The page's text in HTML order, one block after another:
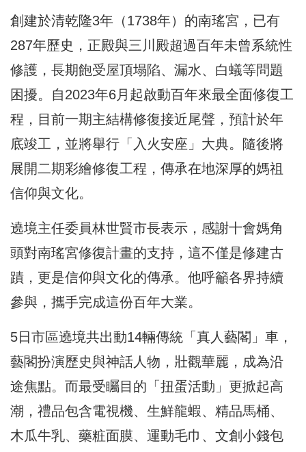
創建於清乾隆3年（1738年）的南瑤宮，已有
287年歷史，正殿與三川殿超過百年未曾系統性
修護，長期飽受屋頂塌陷、漏水、白蟻等問題
困擾。自2023年6月起啟動百年來最全面修復工
程，目前一期主結構修復接近尾聲，預計於年
底竣工，並將舉行「入火安座」大典。隨後將
展開二期彩繪修復工程，傳承在地深厚的媽祖
信仰與文化。
遶境主任委員林世賢市長表示，感謝十會媽角
頭對南瑤宮修復計畫的支持，這不僅是修建古
蹟，更是信仰與文化的傳承。他呼籲各界持續
參與，攜手完成這份百年大業。
5日市區遶境共出動14輛傳統「真人藝閣」車，
藝閣扮演歷史與神話人物，壯觀華麗，成為沿
途焦點。而最受矚目的「扭蛋活動」更掀起高
潮，禮品包含電視機、生鮮龍蝦、精品馬桶、
木瓜牛乳、藥粧面膜、運動毛巾、文創小錢包